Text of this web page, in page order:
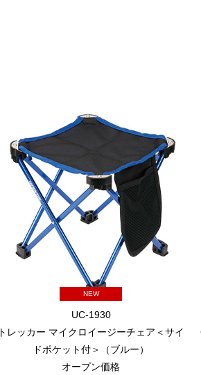
NEW
UC-1930
トレッカー マイクロイージーチェア＜サイ
ドポケット付＞（ブルー）
オープン価格